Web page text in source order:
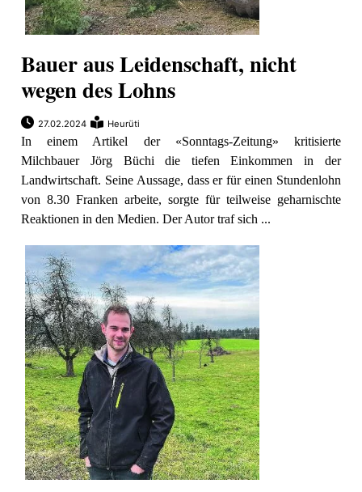
Bauer aus Leidenschaft, nicht
wegen des Lohns
27.02.2024 Heurüti
In einem Artikel der «Sonntags-Zeitung» kritisierte
Milchbauer Jörg Büchi die tiefen Einkommen in der
Landwirtschaft. Seine Aussage, dass er für einen Stundenlohn
von 8.30 Franken arbeite, sorgte für teilweise geharnischte
Reaktionen in den Medien. Der Autor traf sich ...